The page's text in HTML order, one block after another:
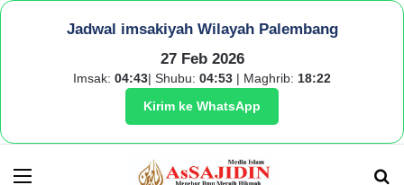
Jadwal imsakiyah Wilayah Palembang
27 Feb 2026
Imsak: 04:43| Shubu: 04:53 | Maghrib: 18:22
Kirim ke WhatsApp
Menu